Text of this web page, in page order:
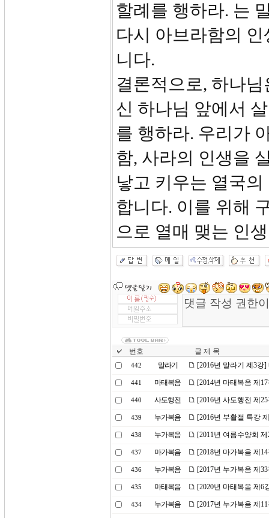
할례를 행하라. 는
다시 아브라함의
니다.
결론적으로, 하나
신 하나님 앞에서
를 행하라. 우리가
함, 사라의 인생을
낳고 키우는 열국
합니다. 이를 위해
으로 열매 맺는 인
번호 글 제 목
442 말라기 [2016년 말라기 제3강
441 마태복음 [2014년 마태복음 제
440 사도행전 [2016년 사도행전 제
439 누가복음 [2016년 부활절 특강
438 누가복음 [2011년 여름수양회
437 마가복음 [2018년 마가복음 제
436 누가복음 [2017년 누가복음 제
435 마태복음 [2020년 마태복음 제6
434 누가복음 [2017년 누가복음 제